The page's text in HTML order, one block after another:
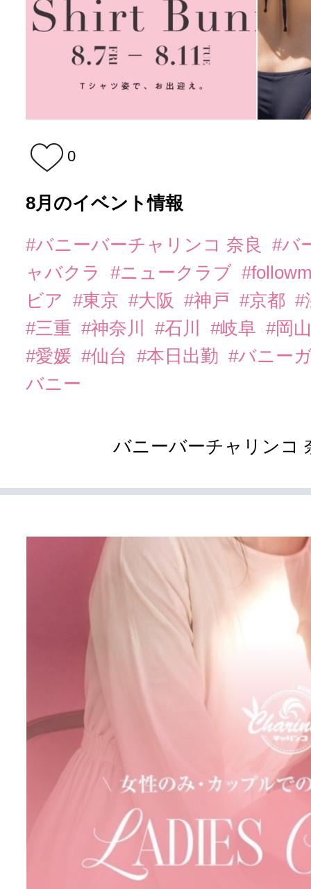
0
8月のイベント情報
#バニーバーチャリンコ 奈良
#バ
ャバクラ
#ニュークラブ
ビア
#東京 #大阪 #神戸 #京都 #
#三重 #神奈川 #石川 #岐阜 #岡
#愛媛 #仙台 #本日出勤 #バニー
バニー
バニーバーチャリンコ